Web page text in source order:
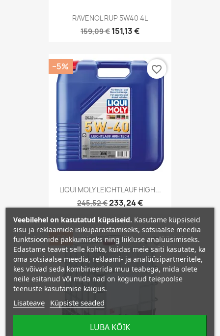
RAVENOL RUP 5W40 4L
159,09 € 151,13 €
LIQUI MOLY LEICHTLAUF HIGH...
245,52 €233,24 €
−5% favorite_border
−5% favorite_border
Veebilehel on kasutatud küpsiseid. Kasutame küpsiseid
sisu ja reklaamide isikupärastamiseks, sotsiaalse meedia
funktsioonide pakkumiseks ning liikluse analüüsimiseks.
Edastame teavet selle kohta, kuidas meie saiti kasutate, ka
oma sotsiaalse meedia, reklaami- ja analüüsipartneritele,
kes võivad seda kombineerida muu teabega, mida olete
neile esitanud või mida nad on kogunud teiepoolse
teenuste kasutamise käigus.
Lisateave Küpsiste seaded
LUBA KÕIK